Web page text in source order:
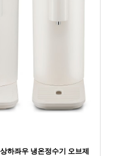
하좌우 냉온정수기 오브제